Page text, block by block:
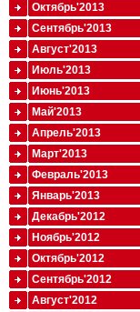
Октябрь'2013
Сентябрь'2013
Август'2013
Июль'2013
Июнь'2013
Май'2013
Апрель'2013
Март'2013
Февраль'2013
Январь'2013
Декабрь'2012
Ноябрь'2012
Октябрь'2012
Сентябрь'2012
Август'2012